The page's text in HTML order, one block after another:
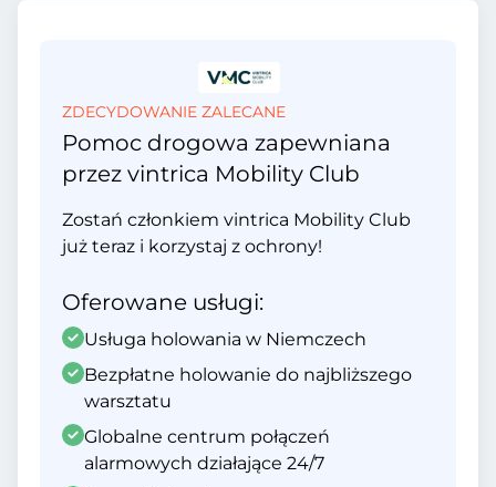
ZDECYDOWANIE ZALECANE
Pomoc drogowa zapewniana
przez vintrica Mobility Club
Zostań członkiem vintrica Mobility Club
już teraz i korzystaj z ochrony!
Oferowane usługi:
Usługa holowania w Niemczech
Bezpłatne holowanie do najbliższego
warsztatu
Globalne centrum połączeń
alarmowych działające 24/7